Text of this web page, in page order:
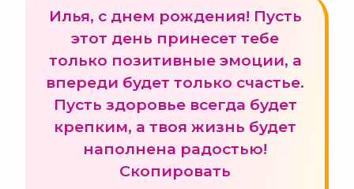
Илья, с днем рождения! Пусть
этот день принесет тебе
только позитивные эмоции, а
впереди будет только счастье.
Пусть здоровье всегда будет
крепким, а твоя жизнь будет
наполнена радостью!
Скопировать